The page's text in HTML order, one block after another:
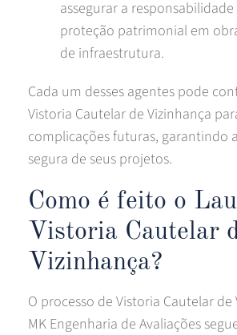
assegurar a
proteção patrimonial em
de infraestrutura.
Cada um desses agentes pode
Vistoria Cautelar de Vizinhança
complicações futuras, garantindo
segura de seus projetos.
Como é feito o
Vistoria Cautelar
Vizinhança?
O processo de Vistoria Cautelar de
MK Engenharia de Avaliações